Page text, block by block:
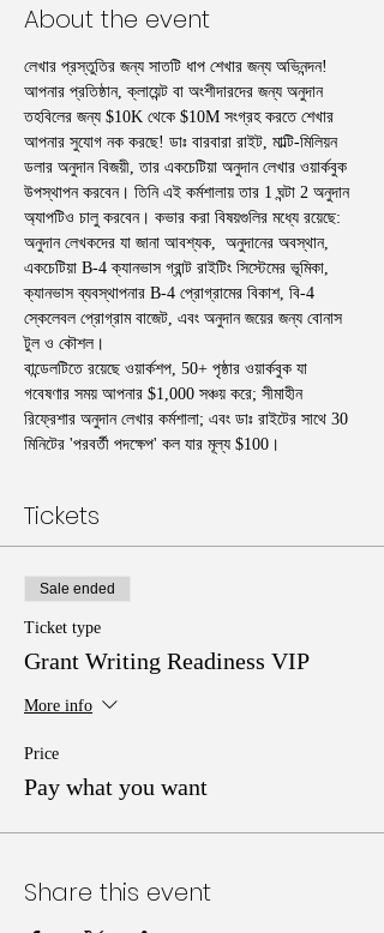
About the event
লেখার প্রস্তুতির জন্য সাতটি ধাপ শেখার জন্য অভিনন্দন!
আপনার প্রতিষ্ঠান, ক্লায়েন্ট বা অংশীদারদের জন্য অনুদান
তহবিলের জন্য $10K থেকে $10M সংগ্রহ করতে শেখার
আপনার সুযোগ নক করছে! ডাঃ বারবারা রাইট, মাল্টি-মিলিয়ন
ডলার অনুদান বিজয়ী, তার একচেটিয়া অনুদান লেখার ওয়ার্কবুক
উপস্থাপন করবেন। তিনি এই কর্মশালায় তার 1 ঘন্টা 2 অনুদান
অ্যাপটিও চালু করবেন। কভার করা বিষয়গুলির মধ্যে রয়েছে:
অনুদান লেখকদের যা জানা আবশ্যক,  অনুদানের অবস্থান,
একচেটিয়া B-4 ক্যানভাস গ্রান্ট রাইটিং সিস্টেমের ভূমিকা,
ক্যানভাস ব্যবস্থাপনার B-4 প্রোগ্রামের বিকাশ, বি-4
স্কেলেবল প্রোগ্রাম বাজেট, এবং অনুদান জয়ের জন্য বোনাস
টুল ও কৌশল।
বান্ডেলটিতে রয়েছে ওয়ার্কশপ, 50+ পৃষ্ঠার ওয়ার্কবুক যা
গবেষণার সময় আপনার $1,000 সঞ্চয় করে; সীমাহীন
রিফ্রেশার অনুদান লেখার কর্মশালা; এবং ডাঃ রাইটের সাথে 30
মিনিটের 'পরবর্তী পদক্ষেপ' কল যার মূল্য $100।
Tickets
Sale ended
Ticket type
Grant Writing Readiness VIP
More info
Price
Pay what you want
Share this event